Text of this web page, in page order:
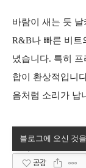
바람이 새는 듯
R&B나 빠른 비트
녔습니다. 특히
합이 환상적입니
음처럼 소리가 납
공감